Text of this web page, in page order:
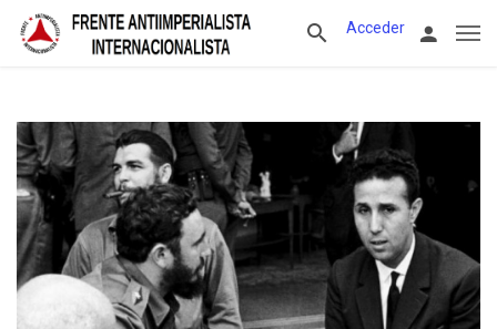
Acceder